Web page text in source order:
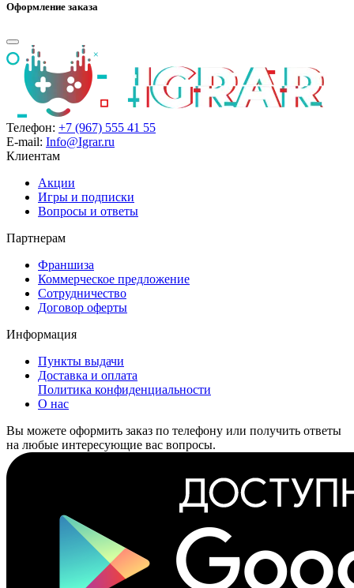
Оформление заказа
Телефон: +7 (967) 555 41 55
E-mail: Info@Igrar.ru
Клиентам
Акции
Игры и подписки
Вопросы и ответы
Партнерам
Франшиза
Коммерческое предложение
Сотрудничество
Договор оферты
Информация
Пункты выдачи
Доставка и оплата
Политика конфиденциальности
О нас
Вы можете оформить заказ по телефону или получить ответы
на любые интересующие вас вопросы.